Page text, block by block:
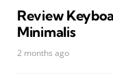
Review
Minimalis
2 months ago